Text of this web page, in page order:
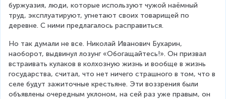
буржуазия, люди, которые используют чужой наёмный
труд, эксплуатируют, угнетают своих товарищей по
деревне. С ними предлагалось расправиться.
Но так думали не все. Николай Иванович Бухарин,
наоборот, выдвинул лозунг «Обогащайтесь!». Он призвал
встраивать кулаков в колхозную жизнь и вообще в жизнь
государства, считал, что нет ничего страшного в том, что в
селе будут зажиточные крестьяне. Эти воззрения были
объявлены очередным уклоном, на сей раз уже правым, он